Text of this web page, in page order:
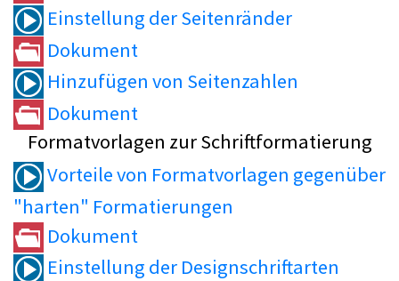
Einstellung der Seitenränder
Dokument
Hinzufügen von Seitenzahlen
Dokument
Formatvorlagen zur Schriftformatierung
Vorteile von Formatvorlagen gegenüber
"harten" Formatierungen
Dokument
Einstellung der Designschriftarten